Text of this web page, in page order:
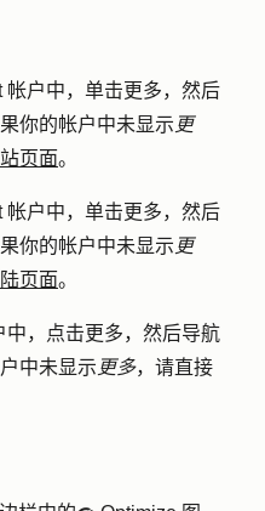
帐户中，单击更多，然后
你的帐户中未显示 更
页面。
帐户中，单击更多，然后
你的帐户中未显示 更
页面。
中，点击更多，然后导航
中未显示 更多，请直接